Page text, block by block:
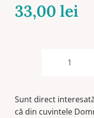
33,00 lei
lucide
Sunt direct
că din cuvintele